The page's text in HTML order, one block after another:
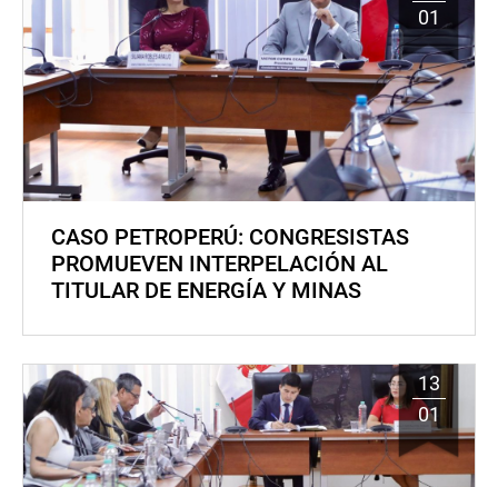
01
CASO PETROPERÚ: CONGRESISTAS
PROMUEVEN INTERPELACIÓN AL
TITULAR DE ENERGÍA Y MINAS
13
01